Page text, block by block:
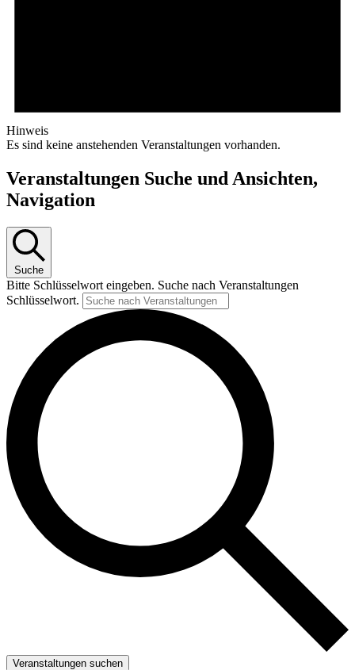
Hinweis
Es sind keine anstehenden Veranstaltungen vorhanden.
Veranstaltungen Suche und Ansichten,
Navigation
Suche
Bitte Schlüsselwort eingeben. Suche nach Veranstaltungen
Schlüsselwort.
Veranstaltungen suchen